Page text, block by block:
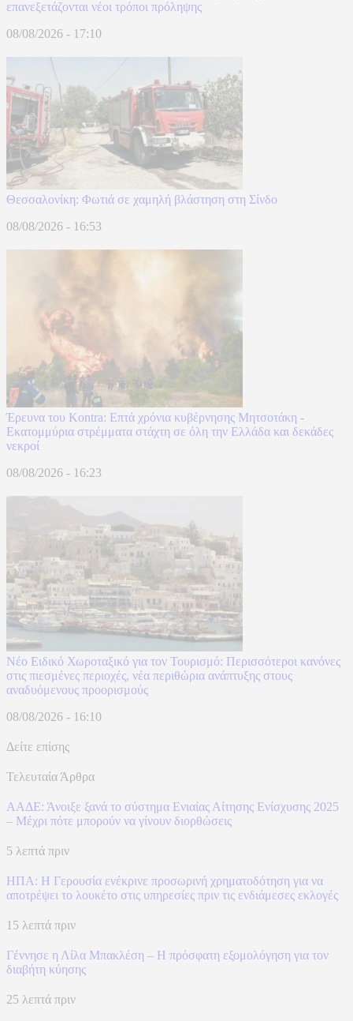
επανεξετάζονται νέοι τρόποι πρόληψης
08/08/2026 - 17:10
Θεσσαλονίκη: Φωτιά σε χαμηλή βλάστηση στη Σίνδο
08/08/2026 - 16:53
Έρευνα του Kontra: Επτά χρόνια κυβέρνησης Μητσοτάκη -
Εκατομμύρια στρέμματα στάχτη σε όλη την Ελλάδα και δεκάδες
νεκροί
08/08/2026 - 16:23
Νέο Ειδικό Χωροταξικό για τον Τουρισμό: Περισσότεροι κανόνες
στις πιεσμένες περιοχές, νέα περιθώρια ανάπτυξης στους
αναδυόμενους προορισμούς
08/08/2026 - 16:10
Δείτε επίσης
Τελευταία Άρθρα
ΑΑΔΕ: Άνοιξε ξανά το σύστημα Ενιαίας Αίτησης Ενίσχυσης 2025
– Μέχρι πότε μπορούν να γίνουν διορθώσεις
5 λεπτά πριν
ΗΠΑ: Η Γερουσία ενέκρινε προσωρινή χρηματοδότηση για να
αποτρέψει το λουκέτο στις υπηρεσίες πριν τις ενδιάμεσες εκλογές
15 λεπτά πριν
Γέννησε η Λίλα Μπακλέση – Η πρόσφατη εξομολόγηση για τον
διαβήτη κύησης
25 λεπτά πριν